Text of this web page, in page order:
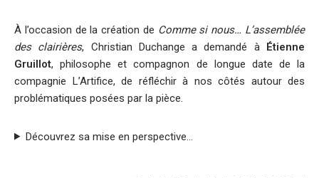
À l’occasion de la création de Comme si nous… L’assemblée
des clairières, Christian Duchange a demandé à Étienne
Gruillot, philosophe et compagnon de longue date de la
compagnie L’Artifice, de réfléchir à nos côtés autour des
problématiques posées par la pièce.
Découvrez sa mise en perspective…